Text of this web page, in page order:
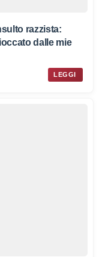
razzista:
dalle mie
LEGGI